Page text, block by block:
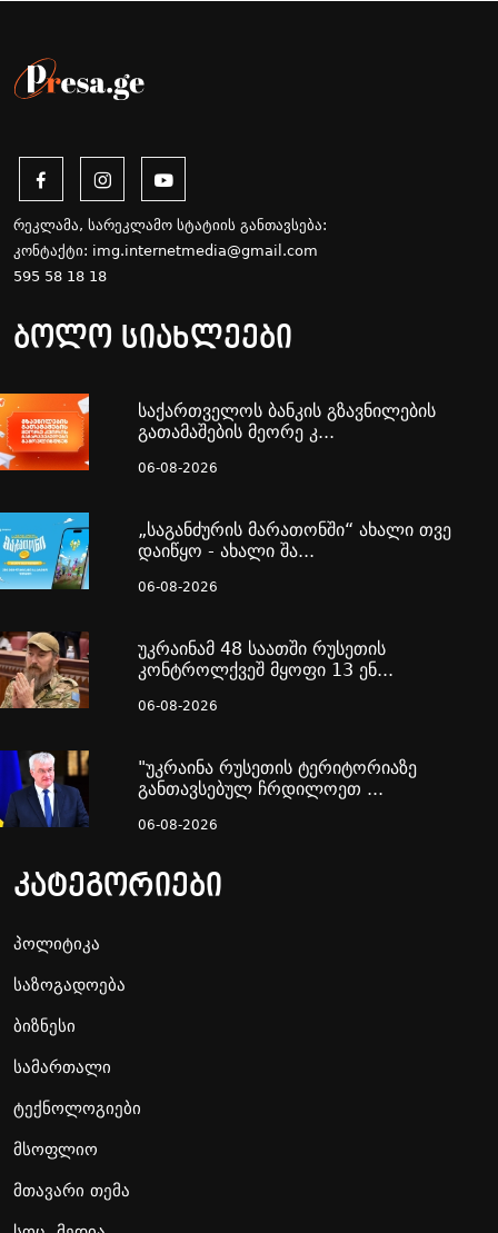
რეკლამა, სარეკლამო სტატიის განთავსება:
კონტაქტი: img.internetmedia@gmail.com
595 58 18 18
ბოლო სიახლეები
საქართველოს ბანკის გზავნილების
გათამაშების მეორე კ...
06-08-2026
„საგანძურის მარათონში“ ახალი თვე
დაიწყო - ახალი შა...
06-08-2026
უკრაინამ 48 საათში რუსეთის
კონტროლქვეშ მყოფი 13 ენ...
06-08-2026
"უკრაინა რუსეთის ტერიტორიაზე
განთავსებულ ჩრდილოეთ ...
06-08-2026
კატეგორიები
პოლიტიკა
საზოგადოება
ბიზნესი
სამართალი
ტექნოლოგიები
მსოფლიო
მთავარი თემა